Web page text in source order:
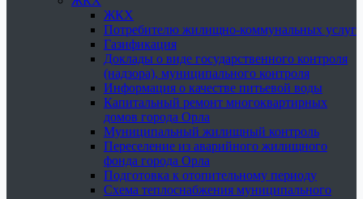
ЖКХ
Потребителю жилищно-коммунальных услуг
Газификация
Доклады о виде государственного контроля
(надзора), муниципального контроля
Информация о качестве питьевой воды
Капитальный ремонт многоквартирных
домов города Орла
Муниципальный жилищный контроль
Переселение из аварийного жилищного
фонда города Орла
Подготовка к отопительному периоду
Схема теплоснабжения муниципального